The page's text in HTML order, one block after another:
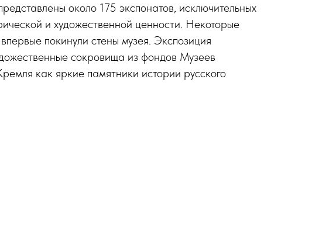
около 175 экспонатов, исключительных
и художественной ценности. Некоторые
покинули стены музея. Экспозиция
сокровища из фондов Музеев
как яркие памятники истории русского